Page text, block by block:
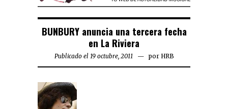
BUNBURY anuncia una tercera fecha
en La Riviera
Publicado el 19 octubre, 2011 por HRB